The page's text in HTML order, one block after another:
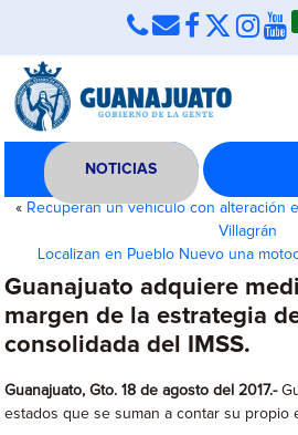
NOTICIAS
« Recuperan un vehículo con alteración
Villagrán
Localizan en Pueblo Nuevo una
Guanajuato adquiere
margen de la estrategia
consolidada del IMSS.
Guanajuato, Gto. 18 de agosto del 2017.-
estados que se suman a contar su propio